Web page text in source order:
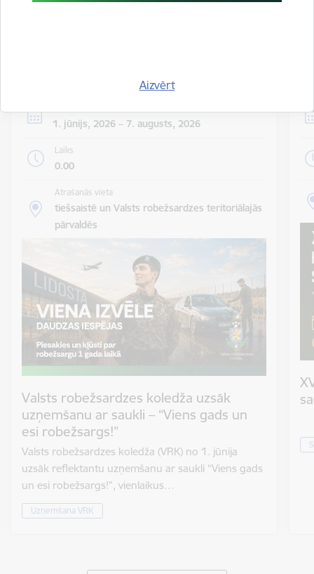
Aizvērt
1. jūnijs, 2026 – 7. augusts, 2026
Laiks
0.00
Atrašanās vieta
tiešsaistē un Valsts robežsardzes teritoriālajās
pārvaldēs
Valsts robežsardzes koledža uzsāk
uzņemšanu ar saukli – “Viens gads un
esi robežsargs!”
Valsts robežsardzes koledža (VRK) no 1. jūnija
uzsāk reflektantu uzņemšanu ar saukli “Viens gads
un esi robežsargs!”, vienlaikus…
Uzņemšana VRK